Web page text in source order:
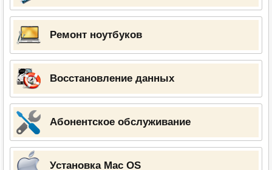
Ремонт ноутбуков
Восстановление данных
Абонентское обслуживание
Установка Mac OS